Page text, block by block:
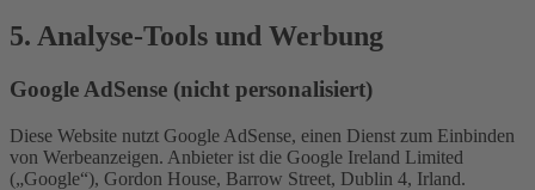
5. Analyse-Tools und Werbung
Google AdSense (nicht personalisiert)
Diese Website nutzt Google AdSense, einen Dienst zum Einbinden
von Werbeanzeigen. Anbieter ist die Google Ireland Limited
(„Google“), Gordon House, Barrow Street, Dublin 4, Irland.